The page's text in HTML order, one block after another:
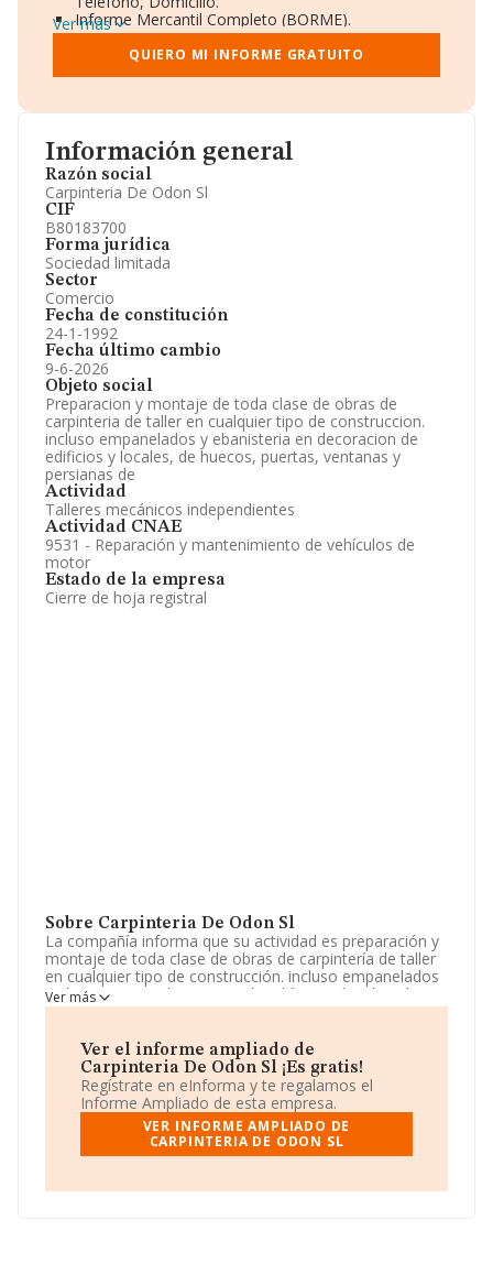
Información general
Razón social
Carpinteria De Odon Sl
CIF
B80183700
Forma jurídica
Sociedad limitada
Sector
Comercio
Fecha de constitución
24-1-1992
Fecha último cambio
9-6-2026
Objeto social
Preparacion y montaje de toda clase de obras de
carpinteria de taller en cualquier tipo de construccion.
incluso empanelados y ebanisteria en decoracion de
edificios y locales, de huecos, puertas, ventanas y
persianas de
Actividad
Talleres mecánicos independientes
Actividad CNAE
9531 - Reparación y mantenimiento de vehículos de
motor
Estado de la empresa
Cierre de hoja registral
Sobre Carpinteria De Odon Sl
La compañía informa que su actividad es preparación y
montaje de toda clase de obras de carpintería de taller
en cualquier tipo de construcción. incluso empanelados
y ebanisteria en decoracion de edificios y locales, de
huecos, puertas, ventanas y persianas de. La empresa
Limitada. Clasifica su actividad CNAE como '%cnae%',
código 9531. La empresa no tiene actividad en
mercados exteriores.
La compañíaCarpinteria de Odon S.L, B80183700, se
encuentra en Calle Cerrajeros (pg Ind Pinares Llano)
núm. 4, (28670), en el municipio de Villaviciosa De Odón,
Ver más
Ver el informe ampliado de
Carpinteria De Odon Sl ¡Es gratis!
Regístrate en eInforma y te regalamos el
Informe Ampliado de esta empresa.
VER INFORME AMPLIADO DE
CARPINTERIA DE ODON SL
Informe Mercantil Completo (BORME).
Gráficos de Evolución Ventas y Empleados.
Consejo de Administración y Administradores.
Directivos y Ejecutivos.
Información oficial y registral complementaria.
Ver más
QUIERO MI INFORME GRATUITO